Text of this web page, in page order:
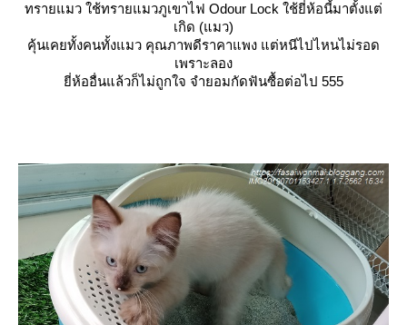
ทรายแมว ใช้ทรายแมวภูเขาไฟ Odour Lock ใช้ยี่ห้อนี้มาตั้งแต่
เกิด (แมว)
คุ้นเคยทั้งคนทั้งแมว คุณภาพดีราคาแพง แต่หนีไปไหนไม่รอด
เพราะลอง
ี่ห้ออื่นแล้วก็ไม่ถูกใจ จำยอมกัดฟันซื้อต่อไป 555